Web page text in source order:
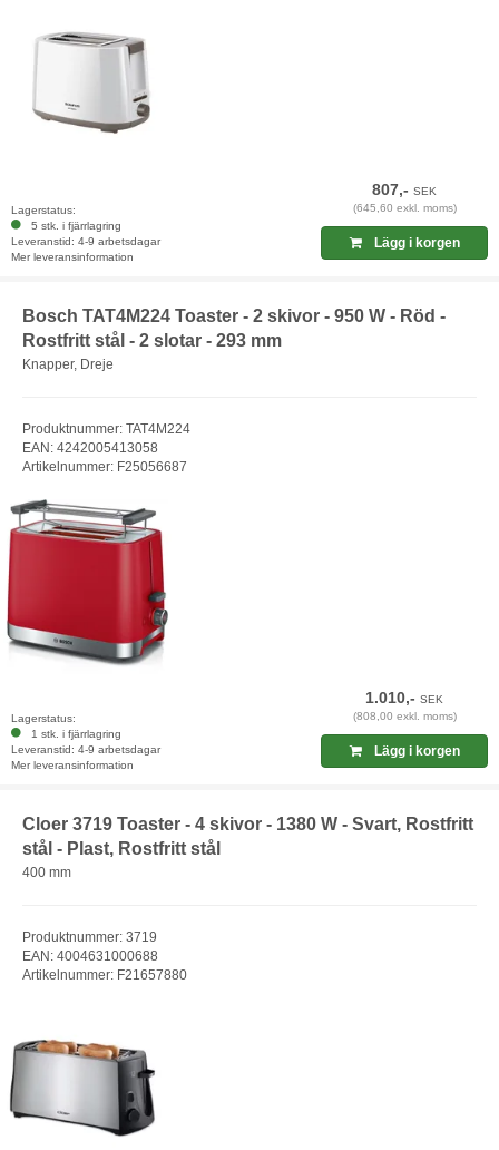
Lagerstatus:
5 stk. i fjärrlagring
Leveranstid: 4-9 arbetsdagar
Mer leveransinformation
807,-SEK
(645,60 exkl. moms)
Lägg i korgen
Bosch TAT4M224 Toaster - 2 skivor - 950 W - Röd -
Rostfritt stål - 2 slotar - 293 mm
Knapper, Dreje
Produktnummer: TAT4M224
EAN: 4242005413058
Artikelnummer: F25056687
Lagerstatus:
1 stk. i fjärrlagring
Leveranstid: 4-9 arbetsdagar
Mer leveransinformation
1.010,-SEK
(808,00 exkl. moms)
Lägg i korgen
Cloer 3719 Toaster - 4 skivor - 1380 W - Svart, Rostfritt
stål - Plast, Rostfritt stål
400 mm
Produktnummer: 3719
EAN: 4004631000688
Artikelnummer: F21657880